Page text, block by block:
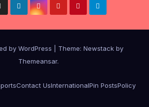
by WordPress Theme: Newstackby
Themeansar.
Contact UsInternationalPin PostsPolicy